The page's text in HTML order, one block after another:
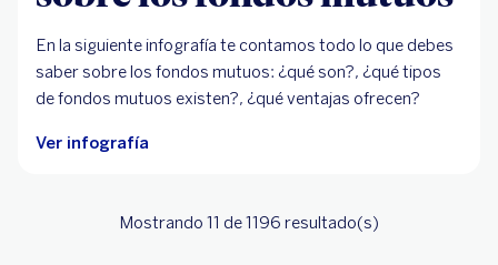
En la siguiente infografía te contamos todo lo que debes
saber sobre los fondos mutuos: ¿qué son?, ¿qué tipos
de fondos mutuos existen?, ¿qué ventajas ofrecen?
Ver infografía
Mostrando 11 de 1196 resultado(s)